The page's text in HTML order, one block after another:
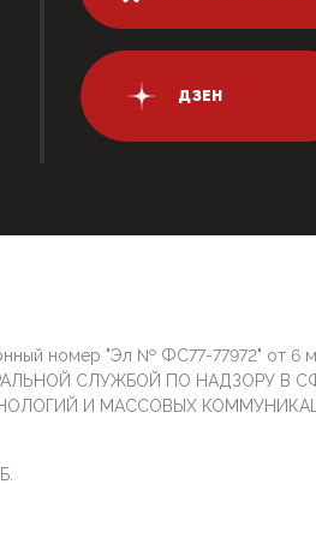
ДЗЕН
номер "Эл № ФС77-77972" от 6
СЛУЖБОЙ ПО НАДЗОРУ В
И МАССОВЫХ